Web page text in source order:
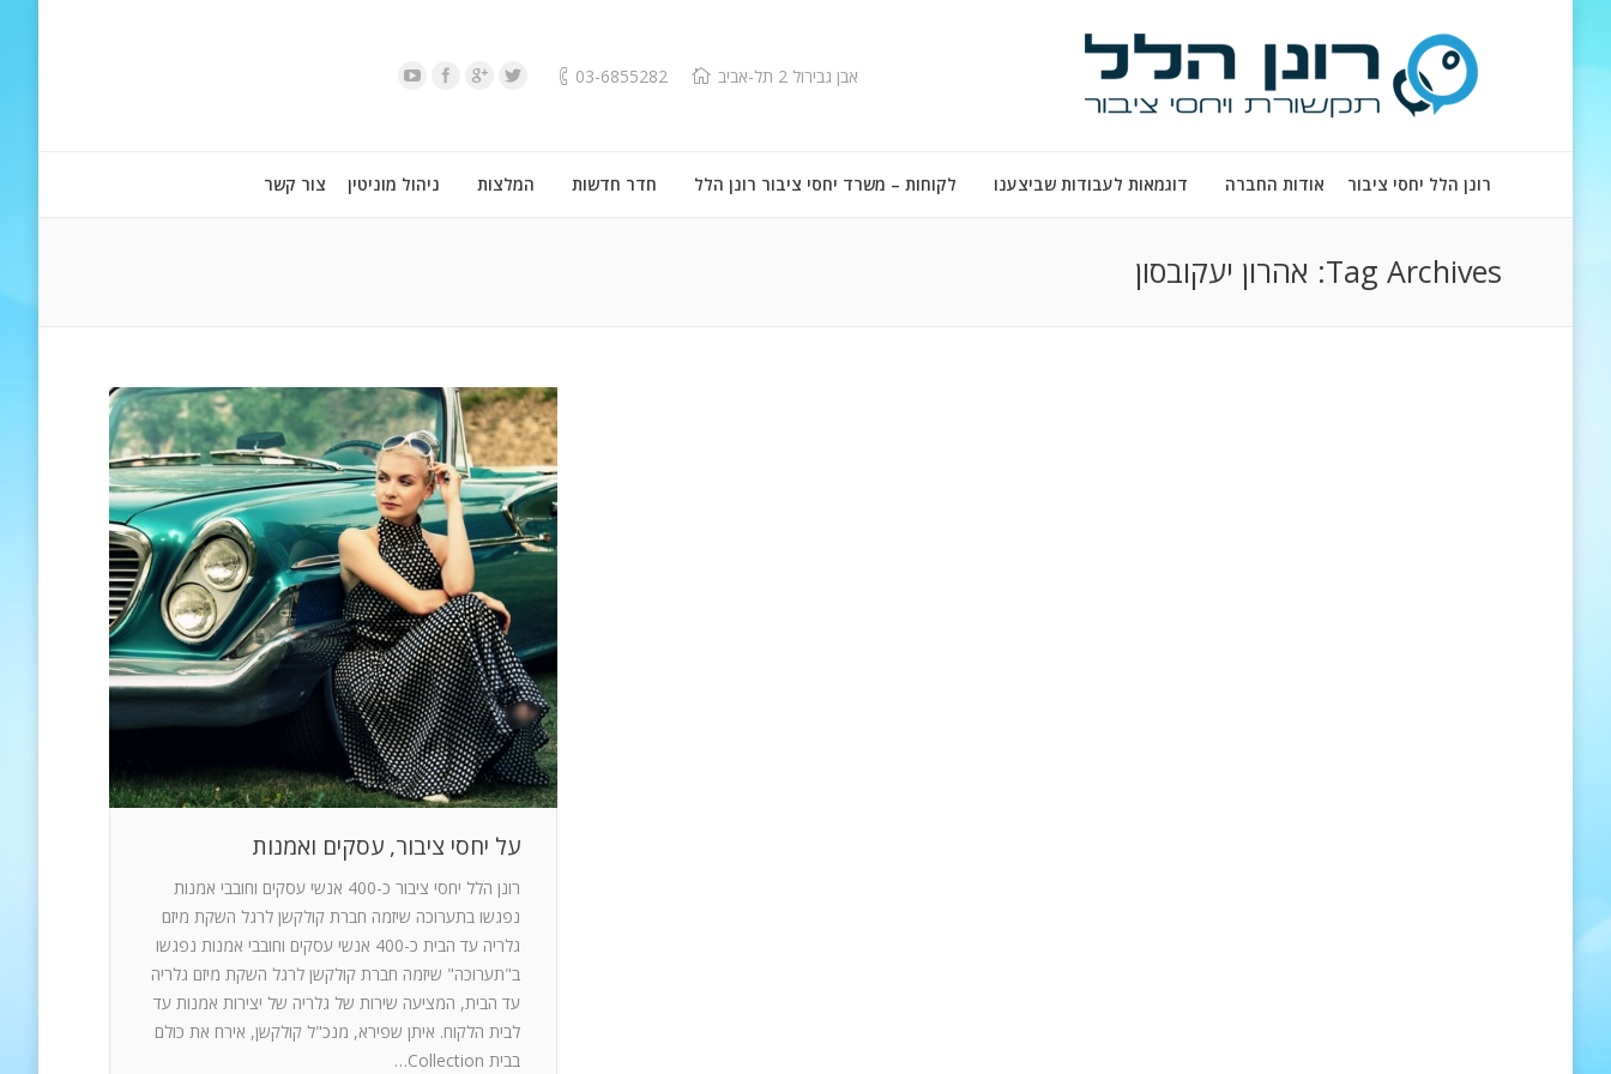
אבן גבירול 2 תל-אביב 03-6855282
רונן הלל יחסי ציבור אודות החברה דוגמאות לעבודות שביצענו לקוחות – משרד יחסי ציבור רונן הלל חדר חדשות המלצות ניהול מוניטין צור קשר
Tag Archives: אהרון יעקובסון
על יחסי ציבור, עסקים ואמנות
רונן הלל יחסי ציבור כ-400 אנשי עסקים וחובבי אמנות
נפגשו בתערוכה שיזמה חברת קולקשן לרגל השקת מיזם
גלריה עד הבית כ-400 אנשי עסקים וחובבי אמנות נפגשו
ב"תערוכה" שיזמה חברת קולקשן לרגל השקת מיזם גלריה
עד הבית, המציעה שירות של גלריה של יצירות אמנות עד
לבית הלקוח. איתן שפירא, מנכ"ל קולקשן, אירח את כולם
בבית Collection…